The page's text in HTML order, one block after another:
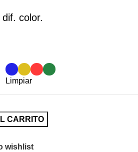
color.
Limpiar
CARRITO
wishlist